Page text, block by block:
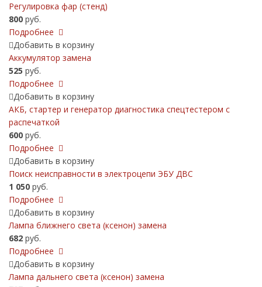
Регулировка фар (стенд)
800 руб.
Подробнее
Добавить в корзину
Аккумулятор замена
525 руб.
Подробнее
Добавить в корзину
АКБ, cтартер и генератор диагностика спецтестером с
распечаткой
600 руб.
Подробнее
Добавить в корзину
Поиск неисправности в электроцепи ЭБУ ДВС
1 050 руб.
Подробнее
Добавить в корзину
Лампа ближнего света (ксенон) замена
682 руб.
Подробнее
Добавить в корзину
Лампа дальнего света (ксенон) замена